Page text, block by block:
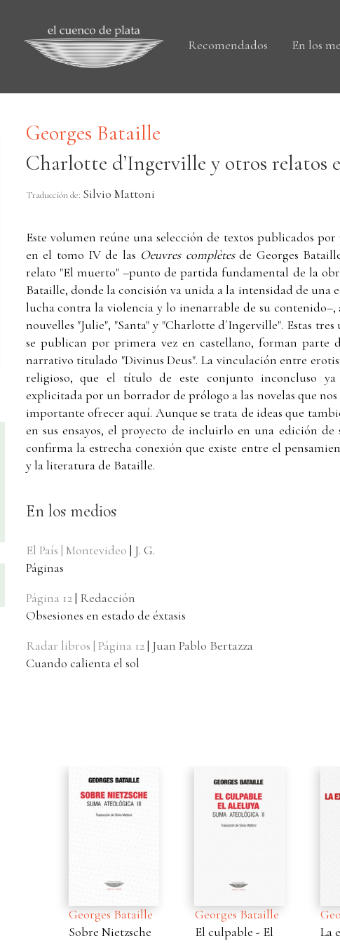
Recomendados En los
Georges Bataille
Charlotte d’Ingerville y otros relatos
Traducción de: Silvio Mattoni
Este volumen reúne una selección de textos publicados
en el tomo IV de las Oeuvres complètesde Georges
relato "El muerto" –punto de partida fundamental de la
Bataille, donde la concisión va unida a la intensidad de una
lucha contra la violencia y lo inenarrable de su contenido–,
nouvelles "Julie", "Santa" y "Charlotte d´Ingerville". Estas
se publican por primera vez en castellano, forman parte
narrativo titulado "Divinus Deus". La vinculación entre
religioso, que el título de este conjunto inconcluso ya
explicitada por un borrador de prólogo a las novelas que
importante ofrecer aquí. Aunque se trata de ideas que
en sus ensayos, el proyecto de incluirlo en una edición de
confirma la estrecha conexión que existe entre el
y la literatura de Bataille.
En los medios
El País | Montevideo | J. G.
Páginas
Página 12| Redacción
Obsesiones en estado de éxtasis
Radar libros | Página 12| Juan Pablo Bertazza
Cuando calienta el sol
Georges Bataille
Sobre Nietzsche
Georges Bataille
El culpable - El
Georges
La experiencia